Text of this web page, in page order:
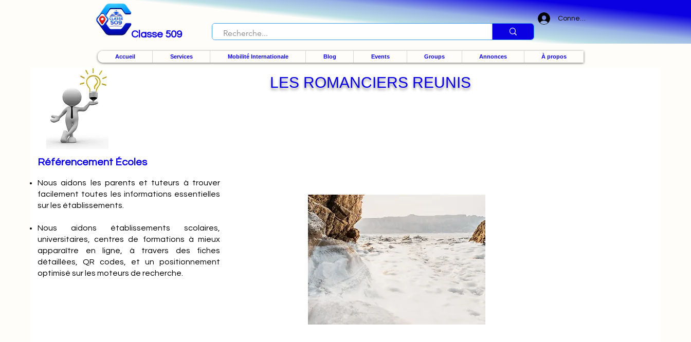
Classe 509
Connexion
Accueil Services Mobilité Internationale Blog Events Groups Annonces À propos
Référencement Écoles
Nousaidons les parents et tuteurs à trouver
facilement toutes les informations essentielles
sur les établissements.
Nous aidons établissements scolaires,
universitaires, centres de formations à mieux
apparaître en ligne, à travers des fiches
détaillées, QR codes, et un positionnement
optimisé sur les moteurs de recherche.
LES ROMANCIERS REUNIS